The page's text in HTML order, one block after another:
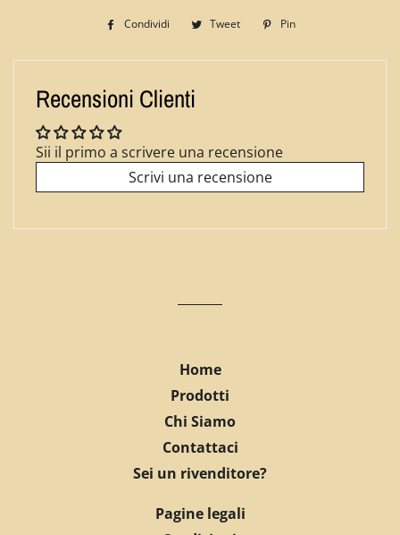
Condividi
Condividi
Facebook
Tweet
Twitta
Twitter
Pin
Pinterest
Recensioni Clienti
Sii il primo a scrivere una recensione
Scrivi una recensione
Home
Prodotti
Chi Siamo
Contattaci
Sei un rivenditore?
Pagine legali